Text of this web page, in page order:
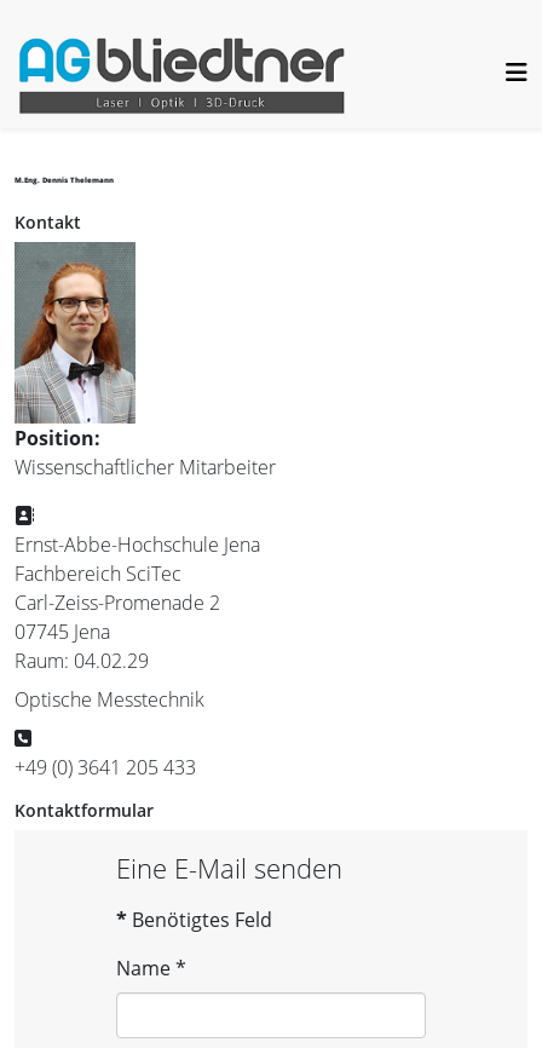
M.Eng. Dennis Thelemann
Kontakt
Position:
Wissenschaftlicher Mitarbeiter
Adresse
Ernst-Abbe-Hochschule Jena
Fachbereich SciTec
Carl-Zeiss-Promenade 2
07745 Jena
Raum: 04.02.29
Optische Messtechnik
Telefon
+49 (0) 3641 205 433
Kontaktformular
Eine E-Mail senden
* Benötigtes Feld
Name*